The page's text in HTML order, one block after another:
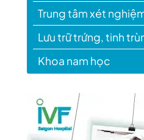
Trung tâm xét
Lưu trữ trứng, tinh
Khoa nam học